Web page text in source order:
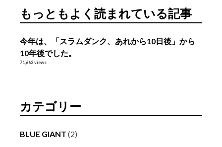
ブ
もっともよく読まれている記事
今年は、「スラムダンク、あれから10日後」から
10年後でした。
71,663 views
カテゴリー
BLUE GIANT (2)